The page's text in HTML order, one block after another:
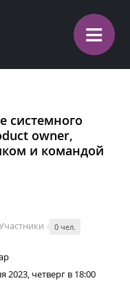
≡
системного
owner,
и командой
0 чел.
2023, четверг в 18:00